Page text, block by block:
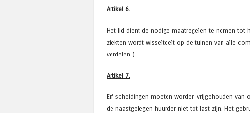
Artikel 6.
Het lid dient de nodige maatregelen te nemen tot
ziekten wordt wisselteelt op de tuinen van alle
verdelen ).
Artikel 7.
Erf scheidingen moeten worden vrijgehouden van
de naastgelegen huurder niet tot last zijn. Het